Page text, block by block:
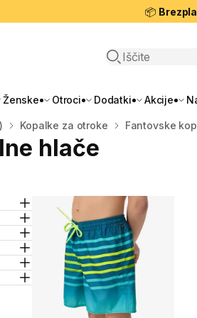
📦
Odpri iskanje
Ženske Otroci Dodatki Akcije
Kopalke za otroke Fantovske
hlače